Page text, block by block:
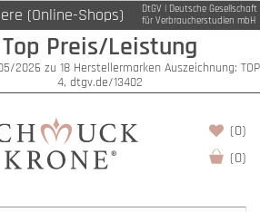
(Online-Shops)
DtGV | Deutsche Gesellschaft
für Verbraucherstudien mbH
Top Preis/Leistung
2026 zu 18 Herstellermarken Auszeichnung: TOP
4, dtgv.de/13402
(0)
(0)